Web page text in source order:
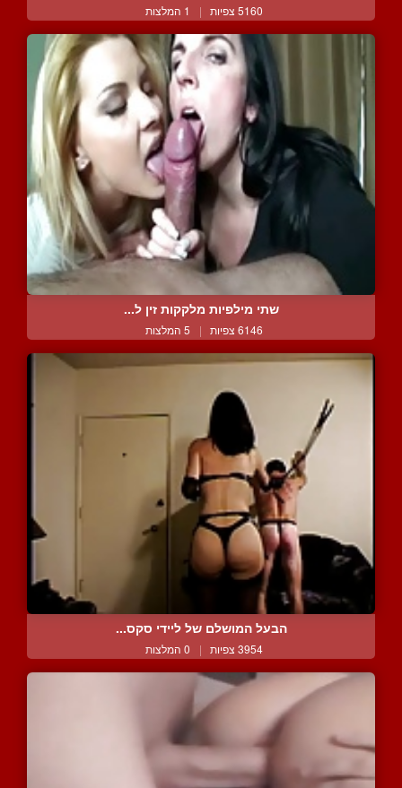
5160 צפיות | 1 המלצות
שתי מילפיות מלקקות זין ל...
6146 צפיות | 5 המלצות
הבעל המושלם של ליידי סקס...
3954 צפיות | 0 המלצות